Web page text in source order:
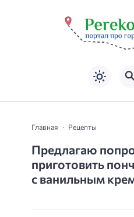
Главная Рецепты
Предлагаю
приготовить
с ванильным